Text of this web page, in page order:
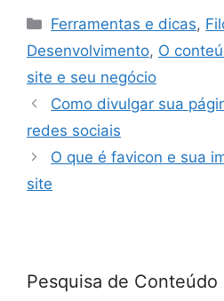
c
e
b
o
o
k
itt
er
k
e
dI
n
at
s
p
e
Ferramentas e dicas,
Desenvolvimento, O
site e seu negócio
Como divulgar sua
redes sociais
O que é favicon e sua
site
Pesquisa de Conteúdo